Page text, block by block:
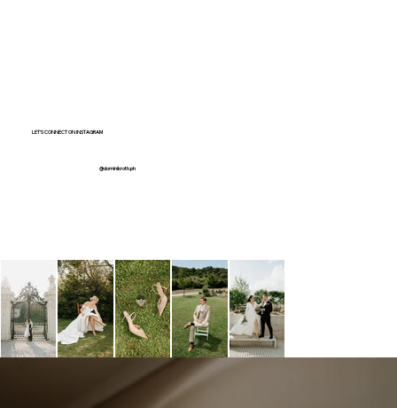
LET'S CONNECT ON INSTAGRAM
@dominikroth.ph